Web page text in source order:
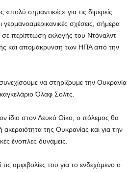
σημαντικές» για τις διμερείς
γερμανοαμερικανικές σχέσεις, σήμερα
σε περίπτωση εκλογής του Ντόναλντ
και απομάκρυνση των ΗΠΑ από την
να στηρίζουμε την Ουκρανία
Όλαφ Σολτς.
ίδιο στον Λευκό Οίκο, ο πόλεμος θα
της Ουκρανίας και για την
ένοπλες δυνάμεις.
αμφιβολίες του για το ενδεχόμενο ο